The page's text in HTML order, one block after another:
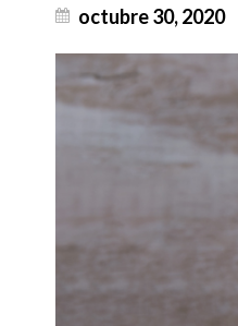
octubre 30, 2020